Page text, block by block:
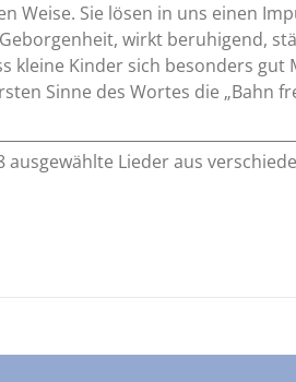
Weise. Sie lösen in uns einen
wirkt beruhigend,
kleine Kinder sich besonders gut
Sinne des Wortes die „Bahn
ausgewählte Lieder aus